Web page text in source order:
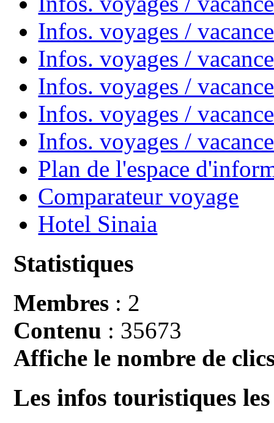
Infos. voyages /
Infos. voyages /
Infos. voyages /
Infos. voyages /
Infos. voyages /
Plan de l'espace
Comparateur voyage
Hotel Sinaia
Statistiques
Membres : 2
Contenu : 35673
Affiche le nombre de
Les infos touristiques